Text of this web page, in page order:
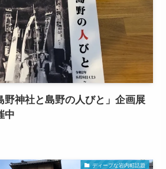
野神社と島野の人びと」企画展
中
ディープな岩内町話題